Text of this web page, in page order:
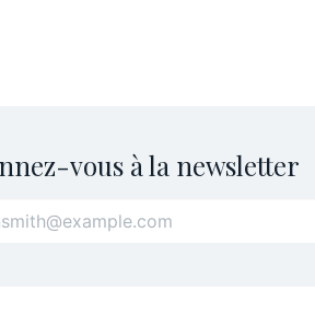
vous à la newsletter